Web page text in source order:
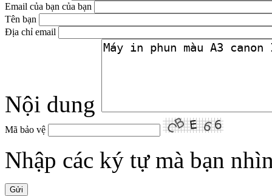
Email của bạn của bạn
Tên bạn
Địa chỉ email
Nội dung
Mã bảo vệ
Nhập các ký tự mà bạn